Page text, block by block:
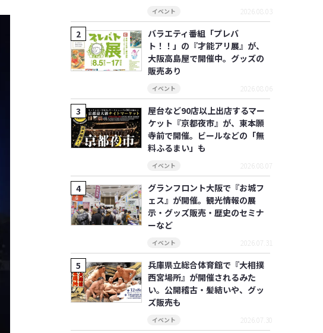
イベント 2026.08.03
バラエティ番組「プレバ
ト！！」の『才能アリ展』が、
大阪高島屋で開催中。グッズの
販売あり
イベント 2026.08.06
屋台など90店以上出店するマー
ケット『京都夜市』が、東本願
寺前で開催。ビールなどの「無
料ふるまい」も
イベント 2026.08.07
グランフロント大阪で『お城フ
ェス』が開催。観光情報の展
示・グッズ販売・歴史のセミナ
ーなど
イベント 2026.07.31
兵庫県立総合体育館で『大相撲
西宮場所』が開催されるみた
い。公開稽古・髪結いや、グッ
ズ販売も
イベント 2026.07.30